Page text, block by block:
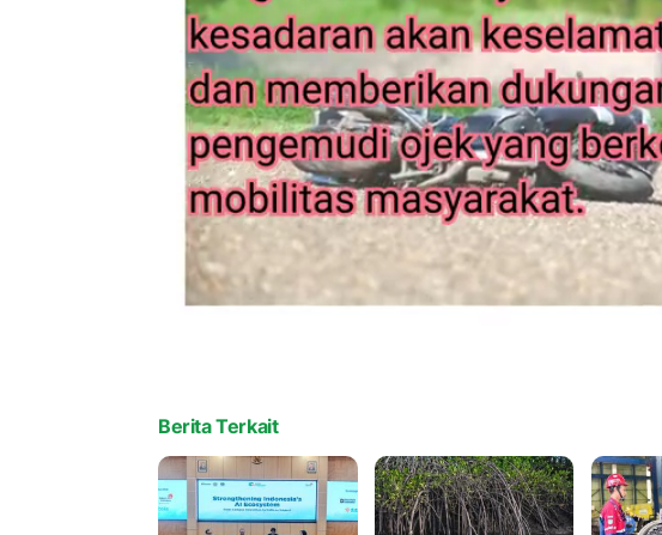
Berita Terkait